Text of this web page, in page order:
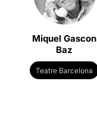
Miquel Gascon
Baz
Teatre Barcelona